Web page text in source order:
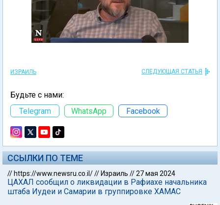
ИЗРАИЛЬ СЛЕДУЮЩАЯ СТАТЬЯ
Будьте с нами:
Telegram
WhatsApp Facebook
ССЫЛКИ ПО ТЕМЕ
// https://www.newsru.co.il/// Израиль //27 мая 2024
ЦАХАЛ сообщил о ликвидации в Рафиахе начальника
штаба Иудеи и Самарии в группировке ХАМАС